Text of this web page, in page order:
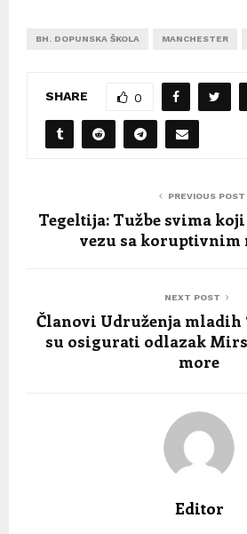
BH. DOPUNSKA ŠKOLA MANCHESTER
SHARE 0
PREVIOUS POST
Tegeltija: Tužbe svima
vezu sa koruptivnim
NEXT POST
Članovi Udruženja mladih
su osigurati odlazak
more
Editor